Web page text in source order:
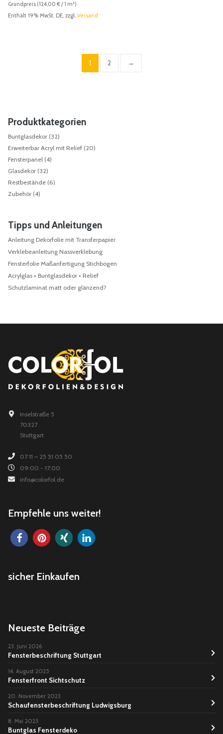
Grundpreis (124,00 €/ 1 m²)
Enthält 19% MwSt. DE, zzgl. Versand
1 2 →
Produktkategorien
Buntglasdekor (32)
Erweiterbar Acryl mit Relief (20)
Fensterpanel (4)
Glasdekor (32)
Restbestände (6)
Zubehör (4)
Tipps und Anleitungen
Anleitung Dekorfolie mit Transferpapier
Verklebeanleitung Nassverklebung
Fensterfolie Maßanfertigung Stichbogen
Acrylglas + Buntglasdekor + Relief
Schutzlaminat matt oder glänzend?
Inselstraße 5
70327
Stuttgart
07 11 – 25 51 05 50
09:00 - 17:00
info@colorfol.de
Empfehle uns weiter!
sicher Einkaufen
Neueste Beiträge
23. Juni 2026
Fensterbeschriftung Stuttgart
14. August 2025
Fensterfront Sichtschutz
20. November 2023
Schaufensterbeschriftung Ludwigsburg
8. Mai 2023
Buntglas Fensterdeko